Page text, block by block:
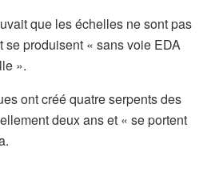
que les échelles ne sont pas
se produisent « sans voie EDA
».
ont créé quatre serpents des
deux ans et « se portent